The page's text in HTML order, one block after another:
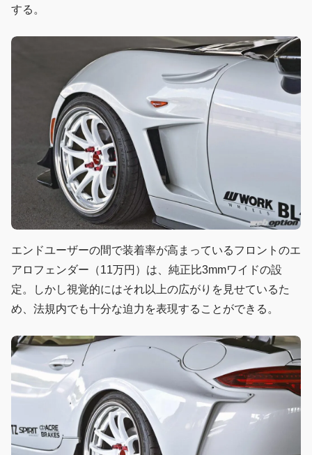
する。
エンドユーザーの間で装着率が高まっているフロントのエ
アロフェンダー（11万円）は、純正比3mmワイドの設
定。しかし視覚的にはそれ以上の広がりを見せているた
め、法規内でも十分な迫力を表現することができる。